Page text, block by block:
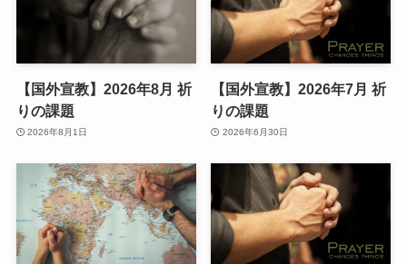
【国外宣教】2026年8月 祈
りの課題
2026年8月1日
【国外宣教】2026年7月 祈
りの課題
2026年6月30日